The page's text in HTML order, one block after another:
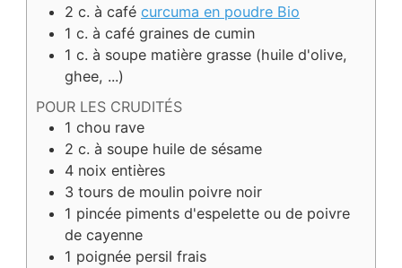
2 c. à café curcuma en poudre Bio
1 c. à café graines de cumin
1 c. à soupe matière grasse (huile d'olive,
ghee, ...)
POUR LES CRUDITÉS
1 chou rave
2 c. à soupe huile de sésame
4 noix entières
3 tours de moulin poivre noir
1 pincée piments d'espelette ou de poivre
de cayenne
1 poignée persil frais